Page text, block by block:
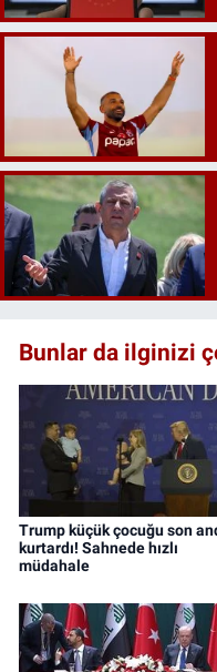
Bunlar da ilginizi
Trump küçük çocuğu son
kurtardı! Sahnede hızlı
müdahale